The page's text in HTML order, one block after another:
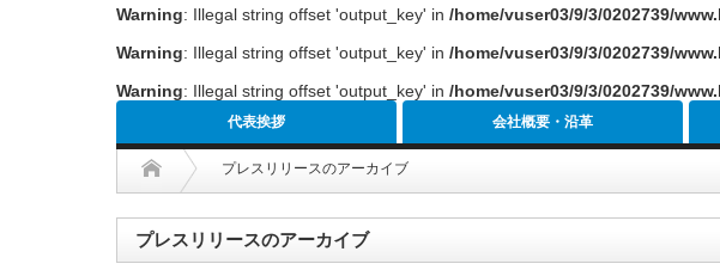
Warning: Illegal string offset 'output_key' in /home/vuser03/9/3/0202739/
Warning: Illegal string offset 'output_key' in /home/vuser03/9/3/0202739/
Warning: Illegal string offset 'output_key' in /home/vuser03/9/3/0202739/
代表挨拶 会社概要・沿革
プレスリリースのアーカイブ
プレスリリースのアーカイブ